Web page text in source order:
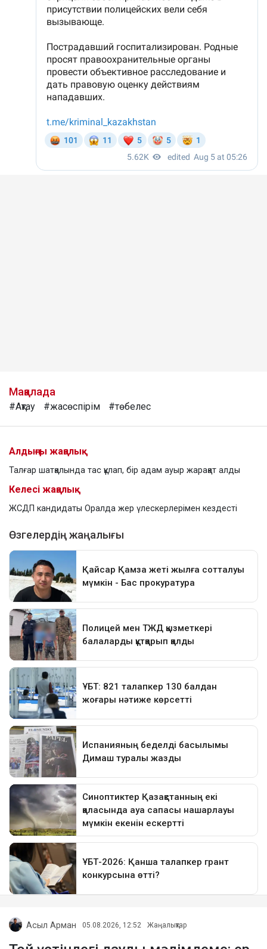
Мақалада
#Ақтау #жасөспірім #төбелес
Алдыңғы жаңалық
Талғар шатқалында тас құлап, бір адам ауыр жарақат алды
Келесі жаңалық
ЖСДП кандидаты Оралда жер үлескерлерімен кездесті
Асыл Арман 05.08.2026, 12:52 Жаңалықтар